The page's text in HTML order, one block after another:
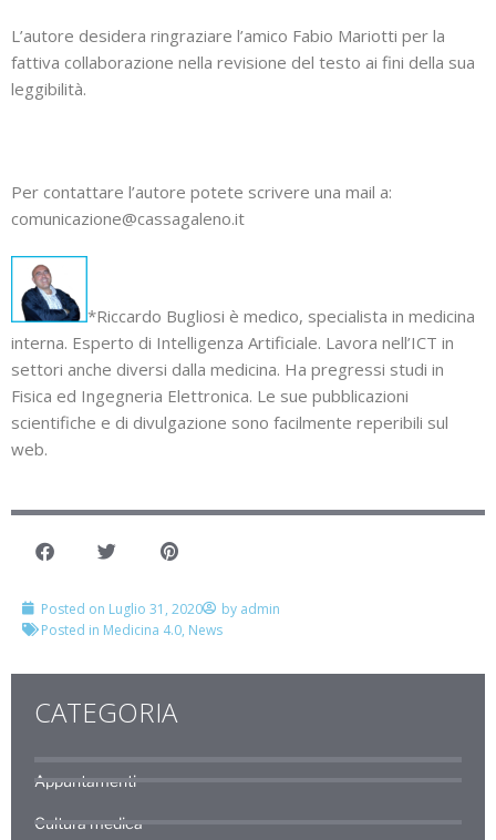
L’autore desidera ringraziare l’amico Fabio Mariotti per la
fattiva collaborazione nella revisione del testo ai fini della sua
leggibilità.
Per contattare l’autore potete scrivere una mail a:
comunicazione@cassagaleno.it
*Riccardo Bugliosi è medico, specialista in medicina
interna. Esperto di Intelligenza Artificiale. Lavora nell’ICT in
settori anche diversi dalla medicina. Ha pregressi studi in
Fisica ed Ingegneria Elettronica. Le sue pubblicazioni
scientifiche e di divulgazione sono facilmente reperibili sul
web.
Posted on Luglio 31, 2020 by admin
Posted in Medicina 4.0, News
CATEGORIA
Appuntamenti
Cultura medica